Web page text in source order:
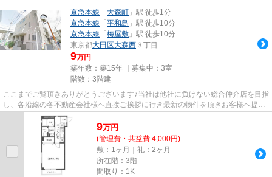
京急本線 「 大森町 」駅 徒歩1分
京急本線 「 平和島 」駅 徒歩10分
京急本線 「 梅屋敷 」駅 徒歩10分
東京都大田区大森西 ３丁目
9万円
築年数：築15年 ｜募集中： 3室
階数：3階建
ここまでご覧頂きありがとうございます♪当社は他社に負けない総合仲介店を目指
し、各沿線の各不動産会社様へ直接ご挨拶に行き最新の物件を頂きお客様へ提供
しております！最新の情報は...
9万円
(管理費・共益費 4,000円)
敷：1ヶ月｜礼：2ヶ月
所在階：3階
間取り：1K